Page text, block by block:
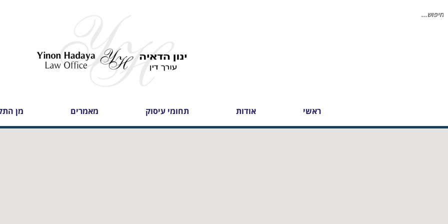
חיפוש
ראשי אודות תחומי עיסוק מאמרים מן